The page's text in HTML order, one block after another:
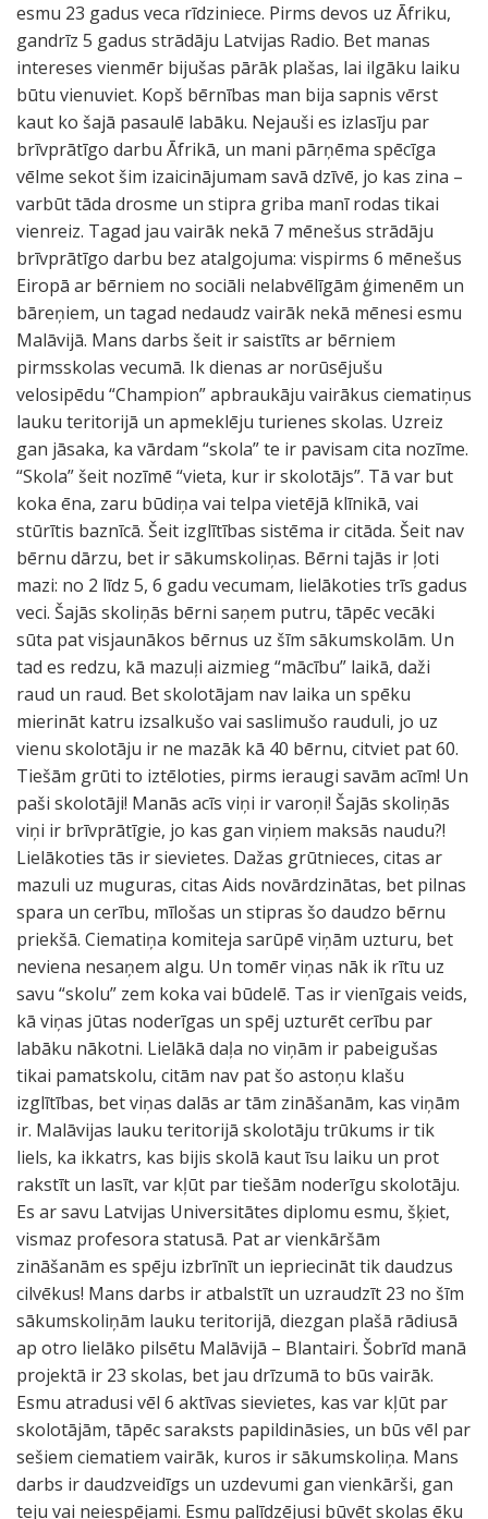
esmu 23 gadus veca rīdziniece. Pirms devos uz Āfriku,
gandrīz 5 gadus strādāju Latvijas Radio. Bet manas
intereses vienmēr bijušas pārāk plašas, lai ilgāku laiku
būtu vienuviet. Kopš bērnības man bija sapnis vērst
kaut ko šajā pasaulē labāku. Nejauši es izlasīju par
brīvprātīgo darbu Āfrikā, un mani pārņēma spēcīga
vēlme sekot šim izaicinājumam savā dzīvē, jo kas zina –
varbūt tāda drosme un stipra griba manī rodas tikai
vienreiz. Tagad jau vairāk nekā 7 mēnešus strādāju
brīvprātīgo darbu bez atalgojuma: vispirms 6 mēnešus
Eiropā ar bērniem no sociāli nelabvēlīgām ģimenēm un
bāreņiem, un tagad nedaudz vairāk nekā mēnesi esmu
Malāvijā. Mans darbs šeit ir saistīts ar bērniem
pirmsskolas vecumā. Ik dienas ar norūsējušu
velosipēdu “Champion” apbraukāju vairākus ciematiņus
lauku teritorijā un apmeklēju turienes skolas. Uzreiz
gan jāsaka, ka vārdam “skola” te ir pavisam cita nozīme.
“Skola” šeit nozīmē “vieta, kur ir skolotājs”. Tā var but
koka ēna, zaru būdiņa vai telpa vietējā klīnikā, vai
stūrītis baznīcā. Šeit izglītības sistēma ir citāda. Šeit nav
bērnu dārzu, bet ir sākumskoliņas. Bērni tajās ir ļoti
mazi: no 2 līdz 5, 6 gadu vecumam, lielākoties trīs gadus
veci. Šajās skoliņās bērni saņem putru, tāpēc vecāki
sūta pat visjaunākos bērnus uz šīm sākumskolām. Un
tad es redzu, kā mazuļi aizmieg “mācību” laikā, daži
raud un raud. Bet skolotājam nav laika un spēku
mierināt katru izsalkušo vai saslimušo rauduli, jo uz
vienu skolotāju ir ne mazāk kā 40 bērnu, citviet pat 60.
Tiešām grūti to iztēloties, pirms ieraugi savām acīm! Un
paši skolotāji! Manās acīs viņi ir varoņi! Šajās skoliņās
viņi ir brīvprātīgie, jo kas gan viņiem maksās naudu?!
Lielākoties tās ir sievietes. Dažas grūtnieces, citas ar
mazuli uz muguras, citas Aids novārdzinātas, bet pilnas
spara un cerību, mīlošas un stipras šo daudzo bērnu
priekšā. Ciematiņa komiteja sarūpē viņām uzturu, bet
neviena nesaņem algu. Un tomēr viņas nāk ik rītu uz
savu “skolu” zem koka vai būdelē. Tas ir vienīgais veids,
kā viņas jūtas noderīgas un spēj uzturēt cerību par
labāku nākotni. Lielākā daļa no viņām ir pabeigušas
tikai pamatskolu, citām nav pat šo astoņu klašu
izglītības, bet viņas dalās ar tām zināšanām, kas viņām
ir. Malāvijas lauku teritorijā skolotāju trūkums ir tik
liels, ka ikkatrs, kas bijis skolā kaut īsu laiku un prot
rakstīt un lasīt, var kļūt par tiešām noderīgu skolotāju.
Es ar savu Latvijas Universitātes diplomu esmu, šķiet,
vismaz profesora statusā. Pat ar vienkāršām
zināšanām es spēju izbrīnīt un iepriecināt tik daudzus
cilvēkus! Mans darbs ir atbalstīt un uzraudzīt 23 no šīm
sākumskoliņām lauku teritorijā, diezgan plašā rādiusā
ap otro lielāko pilsētu Malāvijā – Blantairi. Šobrīd manā
projektā ir 23 skolas, bet jau drīzumā to būs vairāk.
Esmu atradusi vēl 6 aktīvas sievietes, kas var kļūt par
skolotājām, tāpēc saraksts papildināsies, un būs vēl par
sešiem ciematiem vairāk, kuros ir sākumskoliņa. Mans
darbs ir daudzveidīgs un uzdevumi gan vienkārši, gan
teju vai neiespējami. Esmu palīdzējusi būvēt skolas ēku